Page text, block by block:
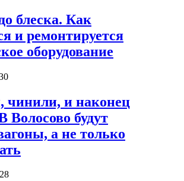
блеска. Как
и ремонтируется
оборудование
и наконец
Волосово будут
а не только